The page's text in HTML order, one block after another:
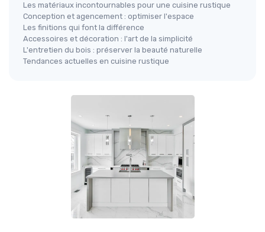
Les matériaux incontournables pour une cuisine rustique
Conception et agencement : optimiser l'espace
Les finitions qui font la différence
Accessoires et décoration : l'art de la simplicité
L'entretien du bois : préserver la beauté naturelle
Tendances actuelles en cuisine rustique